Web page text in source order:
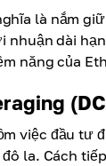
là nắm
nhuận dài
năng của
việc đầu tư
la. Cách